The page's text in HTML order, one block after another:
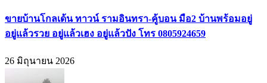
ขายบ้านโกลเด้น ทาวน์ รามอินทรา-คู้บอน มือ2 บ้านพร้อมอยู่
อยู่แล้วรวย อยู่แล้วเฮง อยู่แล้วปัง โทร 0805924659
26 มิถุนายน 2026